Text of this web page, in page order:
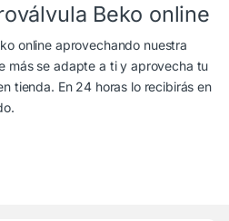
Beko online
online aprovechando nuestra
más se adapte a ti y aprovecha tu
tienda. En 24 horas lo recibirás en